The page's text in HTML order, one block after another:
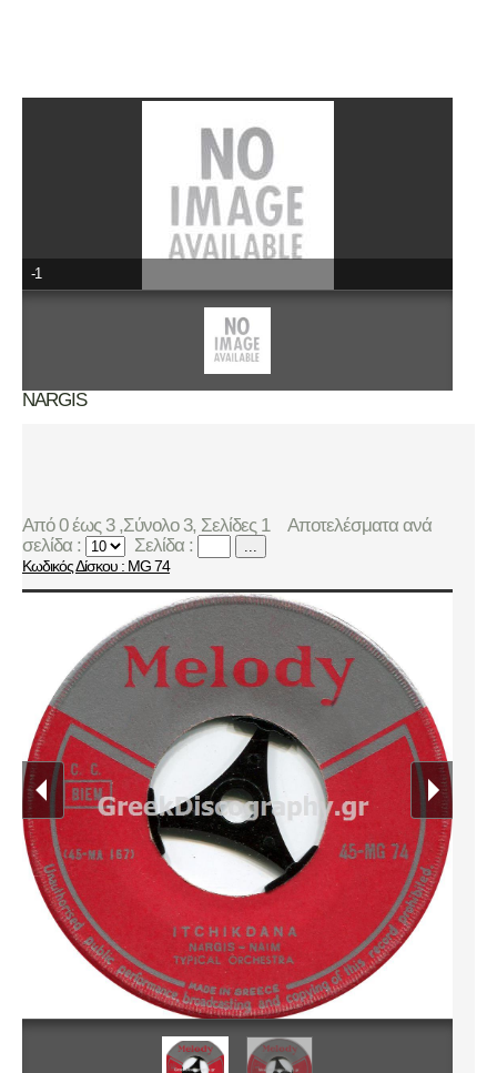
-1
NARGIS
Από 0 έως 3 ,Σύνολο 3, Σελίδες 1
Αποτελέσματα ανά
σελίδα :
Σελίδα :
Κωδικός Δίσκου : MG 74